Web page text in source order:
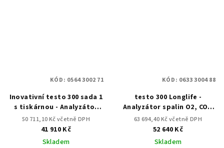
Inovativní testo 300 sada 1
s tiskárnou - Analyzátor
spalin (O2, CO až do 4,000
ppm)
50 711,10 Kč včetně DPH
41 910 Kč
Skladem
KÓD: 0564 3002 71
testo 300 Longlife -
Analyzátor spalin O2, CO s
kompenzací H2 až do 30,000
ppm, NO – možnost
doplnění)
63 694,40 Kč včetně DPH
52 640 Kč
Skladem
KÓD: 0633 3004 88